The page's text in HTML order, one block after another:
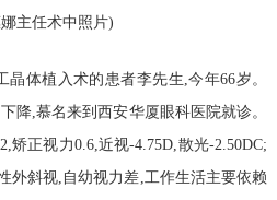
主任术中照片)
体植入术的患者李先生,今年66岁。
降,慕名来到西安华厦眼科医院就诊。
矫正视力0.6,近视-4.75D,散光-2.50DC;
外斜视,自幼视力差,工作生活主要依赖